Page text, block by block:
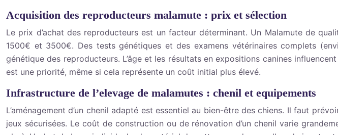
Acquisition des reproducteurs malamute : prix et sélection
Le prix d’achat des reproducteurs est un facteur déterminant. Un Malamute de
1500€ et 3500€. Des tests génétiques et des examens vétérinaires complets
génétique des reproducteurs. L’âge et les résultats en expositions canines
est une priorité, même si cela représente un coût initial plus élevé.
Infrastructure de l’elevage de malamutes : chenil et equipements
L’aménagement d’un chenil adapté est essentiel au bien-être des chiens. Il faut
jeux sécurisées. Le coût de construction ou de rénovation d’un chenil varie